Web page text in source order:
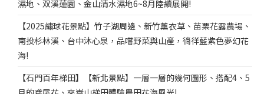
濕地、双溪蓮園、金山清水濕地6~8月陸續展開!
【2025繡球花景點】竹子湖周邊、新竹薰衣草、苗栗花露農場、
南投杉林溪、台中沐心泉，品嚐野菜與山產，徜徉藍紫色夢幻花
海!
【石門百年梯田】【新北景點】一層一層的幾何圖形、搭配4、5